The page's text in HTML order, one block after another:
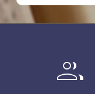
group